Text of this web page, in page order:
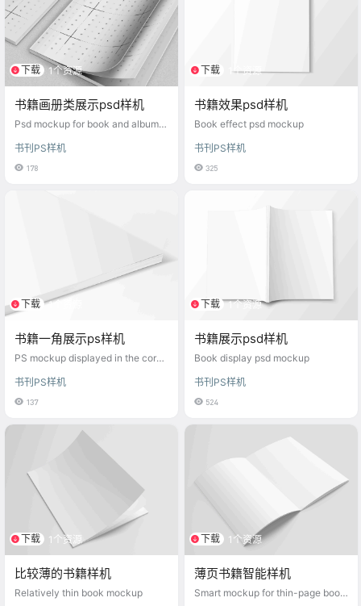
下载 1个资源
书籍画册类展示psd样机
Psd mockup for book and album d
书刊PS样机
178
下载 1个资源
书籍效果psd样机
Book effect psd mockup
书刊PS样机
325
下载 1个资源
书籍一角展示ps样机
PS mockup displayed in the corne
书刊PS样机
137
下载 1个资源
书籍展示psd样机
Book display psd mockup
书刊PS样机
524
下载 1个资源
比较薄的书籍样机
Relatively thin book mockup
下载 1个资源
薄页书籍智能样机
Smart mockup for thin-page book